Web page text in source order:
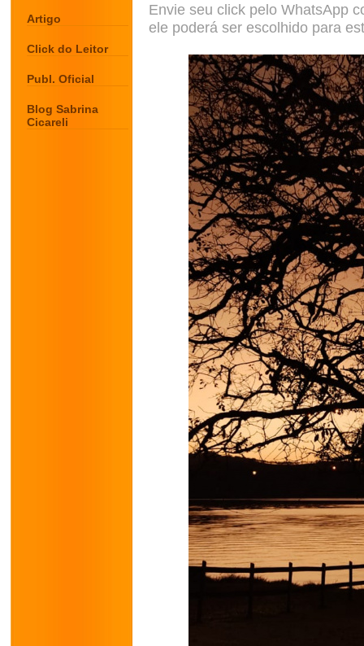
Artigo
Click do Leitor
Publ. Oficial
Blog Sabrina
Cicareli
Envie seu click pelo WhatsApp
ele poderá ser escolhido para